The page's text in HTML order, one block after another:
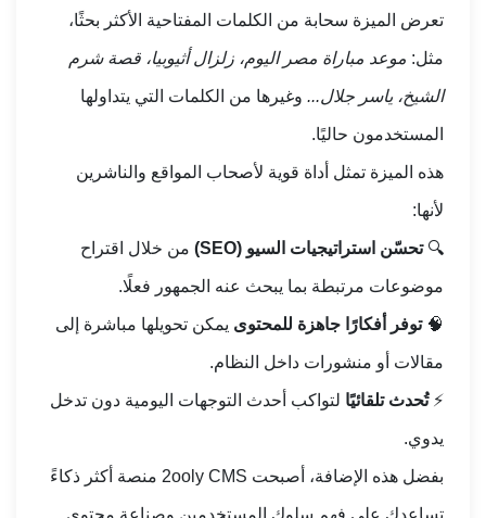
تعرض الميزة سحابة من الكلمات المفتاحية الأكثر بحثًا،
مثل: موعد مباراة مصر اليوم، زلزال أثيوبيا، قصة شرم
الشيخ، ياسر جلال... وغيرها من الكلمات التي يتداولها
المستخدمون حاليًا.
هذه الميزة تمثل أداة قوية لأصحاب المواقع والناشرين
لأنها:
🔍تحسّن استراتيجيات السيو (SEO) من خلال اقتراح
موضوعات مرتبطة بما يبحث عنه الجمهور فعلًا.
🧠توفر أفكارًا جاهزة للمحتوى يمكن تحويلها مباشرة إلى
مقالات أو منشورات داخل النظام.
⚡تُحدث تلقائيًا لتواكب أحدث التوجهات اليومية دون تدخل
يدوي.
بفضل هذه الإضافة، أصبحت 2ooly CMS منصة أكثر ذكاءً
تساعدك على فهم سلوك المستخدمين وصناعة محتوى